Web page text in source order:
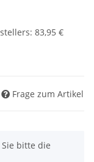
: 83,95 €
Frage zum Artikel
bitte die